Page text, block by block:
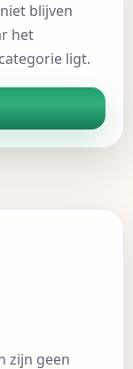
blijven
het
ligt.
zijn geen